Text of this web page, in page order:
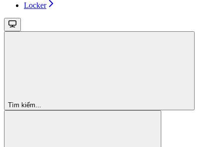
Locker
Tìm kiếm...